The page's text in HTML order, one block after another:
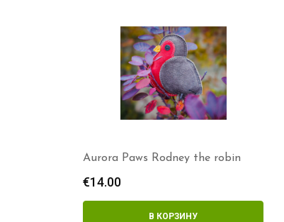
Aurora Paws Rodney the robin
€14.00
В КОРЗИНУ